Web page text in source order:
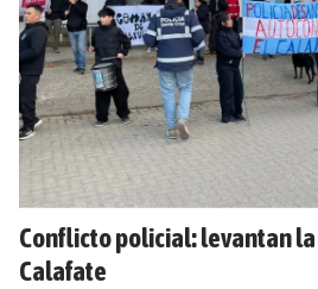
Conflicto policial: levantan la
Calafate